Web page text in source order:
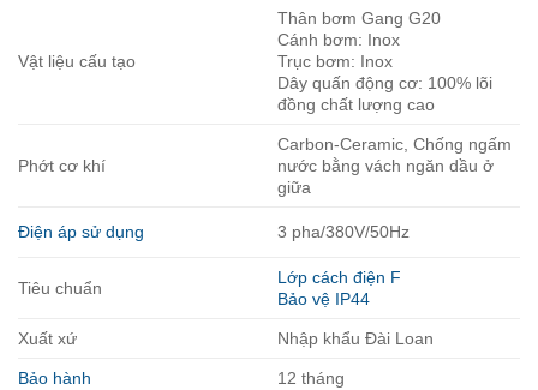
Vật liệu cấu tạo
Thân bơm Gang G20
Cánh bơm: Inox
Trục bơm: Inox
Dây quấn động cơ: 100% lõi
đồng chất lượng cao
Phớt cơ khí
Carbon-Ceramic, Chống ngấm
nước bằng vách ngăn dầu ở
giữa
Điện áp sử dụng 3 pha/380V/50Hz
Tiêu chuẩn
Lớp cách điện F
Bảo vệ IP44
Xuất xứ Nhập khẩu Đài Loan
Bảo hành 12 tháng